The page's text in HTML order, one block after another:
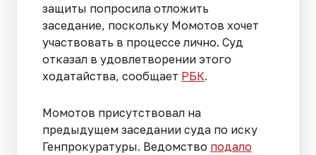
защиты попросила отложить
заседание, поскольку Момотов хочет
участвовать в процессе лично. Суд
отказал в удовлетворении этого
ходатайства, сообщает РБК.
Момотов присутствовал на
предыдущем заседании суда по иску
Генпрокуратуры. Ведомство подало